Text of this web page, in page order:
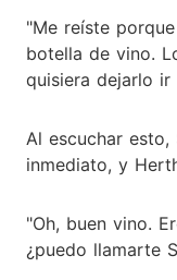
"Me reíste
botella de vino.
quisiera dejarlo ir
Al escuchar
inmediato, y
"Oh, buen vino.
¿puedo llamarte